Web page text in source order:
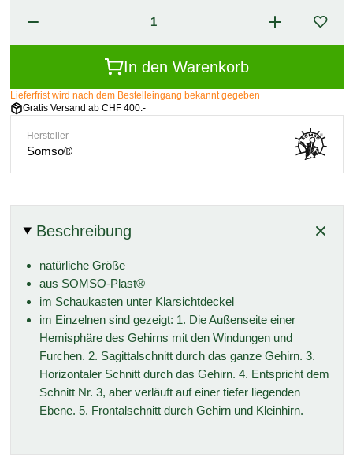
In den Warenkorb
Lieferfrist wird nach dem Bestelleingang bekannt gegeben
Gratis Versand ab CHF 400.-
Hersteller
Somso®
Beschreibung
natürliche Größe
aus SOMSO-Plast®
im Schaukasten unter Klarsichtdeckel
im Einzelnen sind gezeigt: 1. Die Außenseite einer
Hemisphäre des Gehirns mit den Windungen und
Furchen. 2. Sagittalschnitt durch das ganze Gehirn. 3.
Horizontaler Schnitt durch das Gehirn. 4. Entspricht dem
Schnitt Nr. 3, aber verläuft auf einer tiefer liegenden
Ebene. 5. Frontalschnitt durch Gehirn und Kleinhirn.